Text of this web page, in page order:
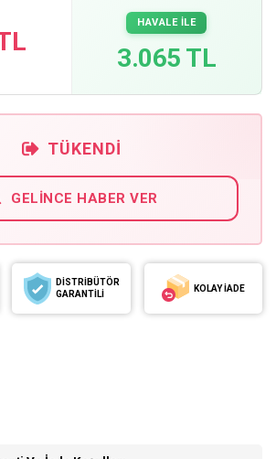
HAVALE İLE
3.065 TL
TÜKENDI
GELINCE HABER VER
DİSTRİBÜTÖR
GARANTİLİ
KOLAY İADE